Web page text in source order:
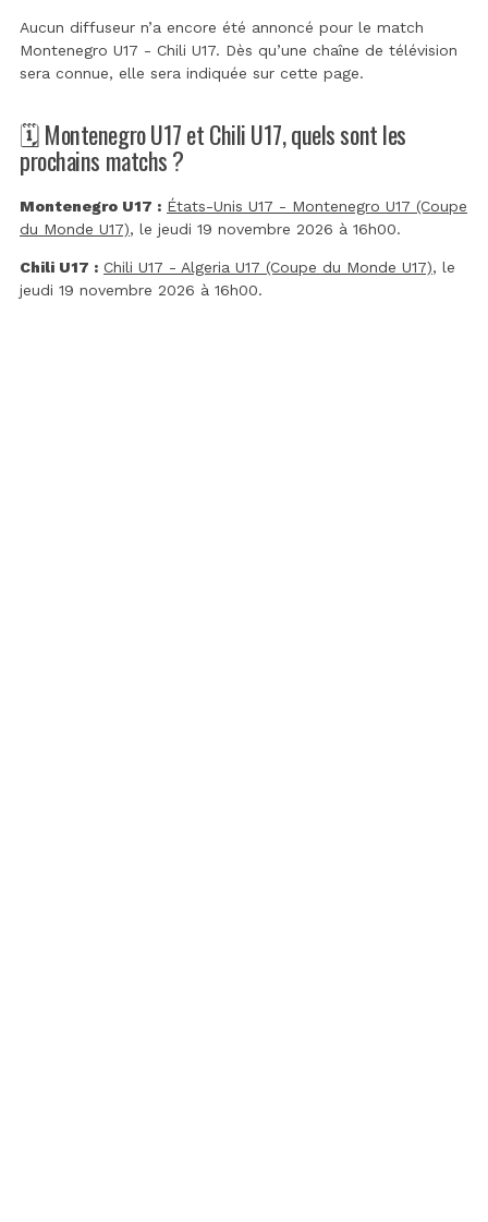
Aucun diffuseur n’a encore été annoncé pour le match
Montenegro U17 - Chili U17. Dès qu’une chaîne de télévision
sera connue, elle sera indiquée sur cette page.
🗓️ Montenegro U17 et Chili U17, quels sont les
prochains matchs ?
Montenegro U17 : États-Unis U17 - Montenegro U17 (Coupe
du Monde U17), le jeudi 19 novembre 2026 à 16h00.
Chili U17 : Chili U17 - Algeria U17 (Coupe du Monde U17), le
jeudi 19 novembre 2026 à 16h00.